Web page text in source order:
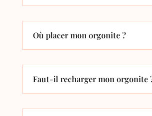
Où placer mon orgonite ?
Faut-il recharger mon orgonite